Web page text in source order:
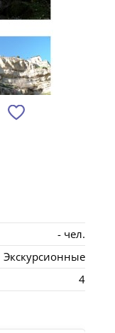
- чел.
Экскурсионные
4